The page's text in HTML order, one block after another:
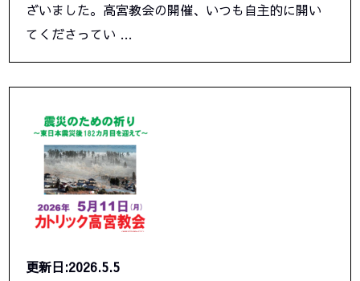
ざいました。高宮教会の開催、いつも自主的に開い
てくださってい …
更新日:2026.5.5